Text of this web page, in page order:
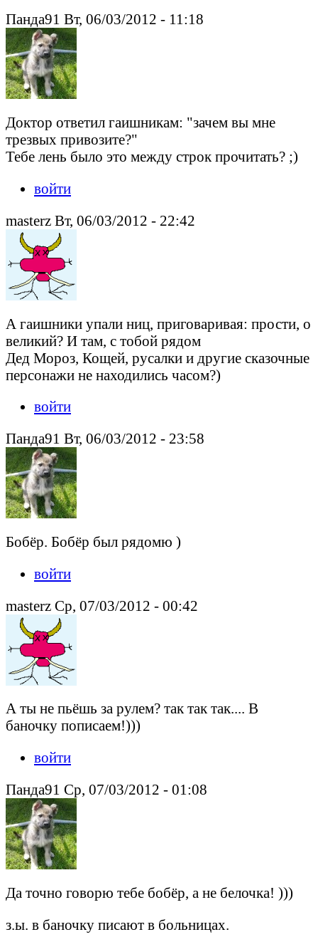
Панда91 Вт, 06/03/2012 - 11:18
Доктор ответил гаишникам: "зачем вы мне
трезвых привозите?"
Тебе лень было это между строк прочитать? ;)
войти
masterz Вт, 06/03/2012 - 22:42
А гаишники упали ниц, приговаривая: прости, о
великий? И там, с тобой рядом
Дед Мороз, Кощей, русалки и другие сказочные
персонажи не находились часом?)
войти
Панда91 Вт, 06/03/2012 - 23:58
Бобёр. Бобёр был рядомю )
войти
masterz Ср, 07/03/2012 - 00:42
А ты не пьёшь за рулем? так так так.... В
баночку пописаем!)))
войти
Панда91 Ср, 07/03/2012 - 01:08
Да точно говорю тебе бобёр, а не белочка! )))
з.ы. в баночку писают в больницах.